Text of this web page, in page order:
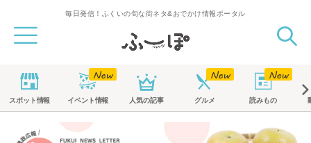
毎日発信！ふくいの旬な街ネタ&おでかけ情報ポータル
スポット情報 イベント情報 人気の記事 グルメ 読みもの